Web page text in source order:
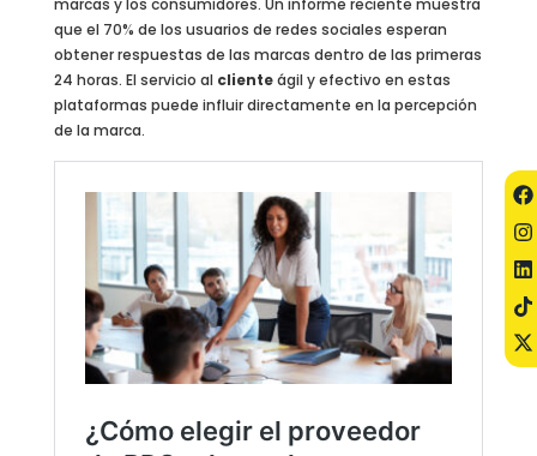
marcas y los consumidores. Un informe reciente muestra
que el 70% de los usuarios de redes sociales esperan
obtener respuestas de las marcas dentro de las primeras
24 horas. El servicio al clienteágil y efectivo en estas
plataformas puede influir directamente en la percepción
de la marca.